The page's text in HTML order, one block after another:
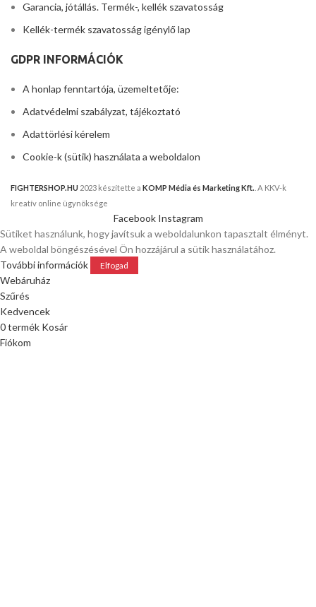
Garancia, jótállás. Termék-, kellék szavatosság
Kellék-termék szavatosság igénylő lap
GDPR INFORMÁCIÓK
A honlap fenntartója, üzemeltetője:
Adatvédelmi szabályzat, tájékoztató
Adattörlési kérelem
Cookie-k (sütik) használata a weboldalon
FIGHTERSHOP.HU 2023 készítette a KOMP Média és Marketing Kft. . A KKV-k
kreatív online ügynöksége
Facebook Instagram
Sütiket használunk, hogy javítsuk a weboldalunkon tapasztalt élményt.
A weboldal böngészésével Ön hozzájárul a sütik használatához.
További információk
Elfogad
Webáruház
Szűrés
Kedvencek
0termék Kosár
Fiókom